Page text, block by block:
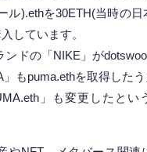
ル).ethを30ETH(当時の
しています。
ンドの「NIKE」が
もpuma.ethを取得した
」も変更したとい